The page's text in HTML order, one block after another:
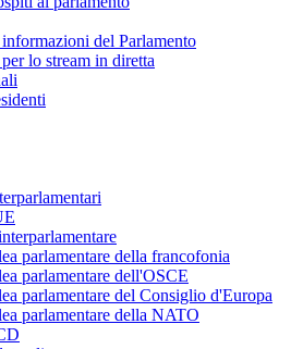
del Parlamento
lo stream in diretta
parlamentare della francofonia
parlamentare dell'OSCE
parlamentare del Consiglio d'Europa
parlamentare della NATO